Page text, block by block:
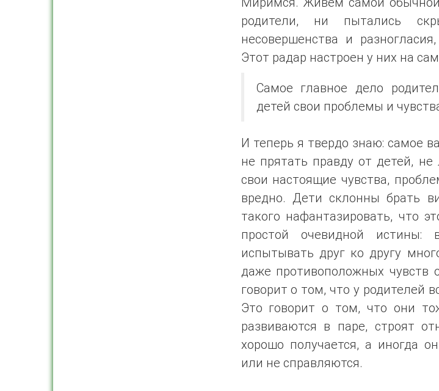
родители, ни пытались
несовершенства и
Этот радар настроен у них на
Самое главное дело
детей свои проблемы и
И теперь я твердо знаю: самое
не прятать правду от детей,
свои настоящие чувства,
вредно. Дети склонны брать
такого нафантазировать, что
простой очевидной истины:
испытывать друг ко другу
даже противоположных чувств
говорит о том, что у родителей
Это говорит о том, что они
развиваются в паре, строят
хорошо получается, а иногда
или не справляются.